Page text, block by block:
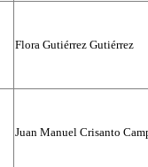
Flora Gutiérrez Gutiérrez
Juan Manuel Crisanto